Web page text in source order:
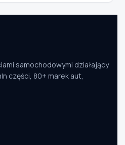
samochodowymi działający
części, 80+ marek aut,